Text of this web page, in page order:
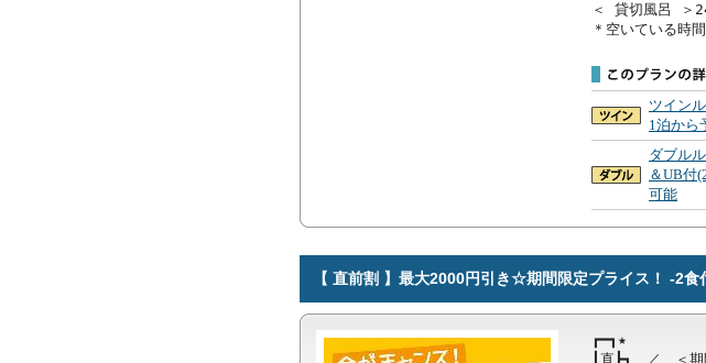
＜ 貸切風呂 ＞
＊空いている時
ツイン
1泊から
ダブル
＆UB付
可能
【 直前割 】最大2000円引き☆期間限定プライス！ -2食
┏━┓★
┃直┣┓　／　＜